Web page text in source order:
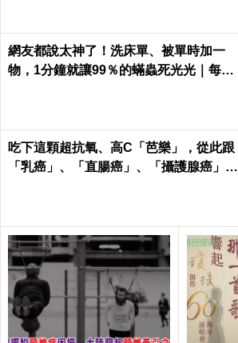
網友都說太神了！洗床單、被單時加一
物，1分鐘就讓99％的蟎蟲死光光｜每日
吃下這顆超抗氧、高C「芭樂」，從此跟
「乳癌」、「直腸癌」、「攝護腺癌」、